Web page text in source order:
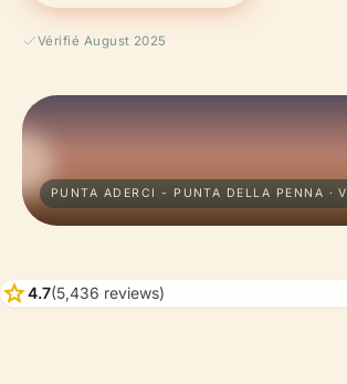
Vérifié August 2025
PUNTA ADERCI - PUNTA DELLA PENNA ·
star4.7(5,436 reviews)